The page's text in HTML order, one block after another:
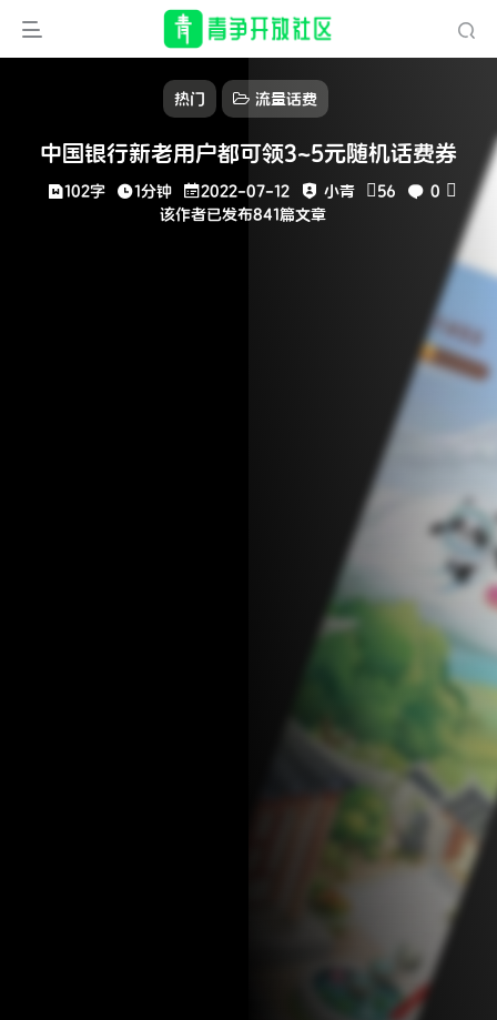
热门 流量话费
中国银行新老用户都可领3~5元随机话费券
102字 1分钟 2022-07-12 小青 56
0
该作者已发布841篇文章